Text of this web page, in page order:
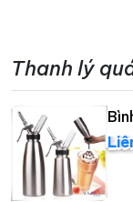
Thanh lý